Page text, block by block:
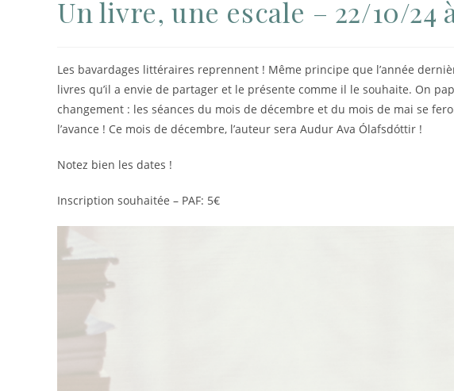
Un livre, une escale – 22/10/24
Les bavardages littéraires reprennent ! Même principe que l’année
livres qu’il a envie de partager et le présente comme il le souhaite. On
changement : les séances du mois de décembre et du mois de mai se
l’avance ! Ce mois de décembre, l’auteur sera Audur Ava Ólafsdóttir !
Notez bien les dates !
Inscription souhaitée – PAF: 5€